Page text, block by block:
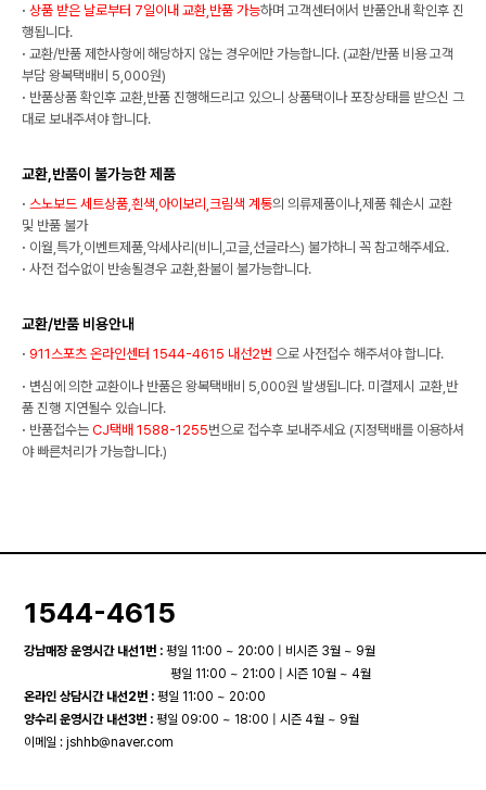
· 상품 받은 날로부터 7일이내 교환,반품 가능하며 고객센터에서 반품안내 확인후 진
행됩니다.
· 교환/반품 제한사항에 해당하지 않는 경우에만 가능합니다. (교환/반품 비용 고객
부담 왕복택배비 5,000원)
· 반품상품 확인후 교환,반품 진행해드리고 있으니 상품택이나 포장상태를 받으신 그
대로 보내주셔야 합니다.
교환,반품이 불가능한 제품
· 스노보드 세트상품,흰색,아이보리,크림색 계통의 의류제품이나,제품 훼손시 교환
및 반품 불가
· 이월,특가,이벤트제품,악세사리(비니,고글,선글라스) 불가하니 꼭 참고해주세요.
· 사전 접수없이 반송될경우 교환,환불이 불가능합니다.
교환/반품 비용안내
· 911스포츠 온라인센터 1544-4615 내선2번 으로 사전접수 해주셔야 합니다.
· 변심에 의한 교환이나 반품은 왕복택배비 5,000원 발생됩니다. 미결제시 교환,반
품 진행 지연될수 있습니다.
· 반품접수는 CJ택배 1588-1255번으로 접수후 보내주세요 (지정택배를 이용하셔
야 빠른처리가 가능합니다.)
1544-4615
강남매장 운영시간 내선1번 : 평일 11:00 ~ 20:00 | 비시즌 3월 ~ 9월
평일 11:00 ~ 21:00 | 시즌 10월 ~ 4월
온라인 상담시간 내선2번 : 평일 11:00 ~ 20:00
양수리 운영시간 내선3번 : 평일 09:00 ~ 18:00 | 시즌 4월 ~ 9월
이메일 :jshhb@naver.com